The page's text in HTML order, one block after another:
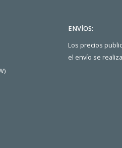
ENVÍOS:
Los precios
el envío se